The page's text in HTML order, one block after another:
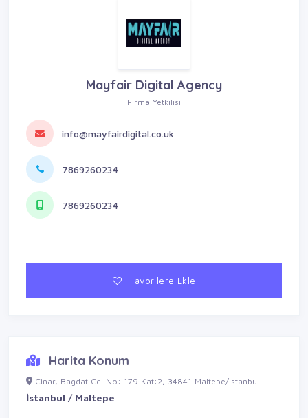
Mayfair Digital Agency
Firma Yetkilisi
info@mayfairdigital.co.uk
7869260234
7869260234
Favorilere Ekle
Harita Konum
Cinar, Bagdat Cd. No: 179 Kat:2, 34841 Maltepe/Istanbul
İstanbul / Maltepe